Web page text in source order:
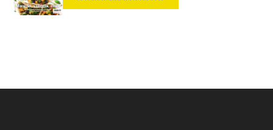
Calorie max (kcal):